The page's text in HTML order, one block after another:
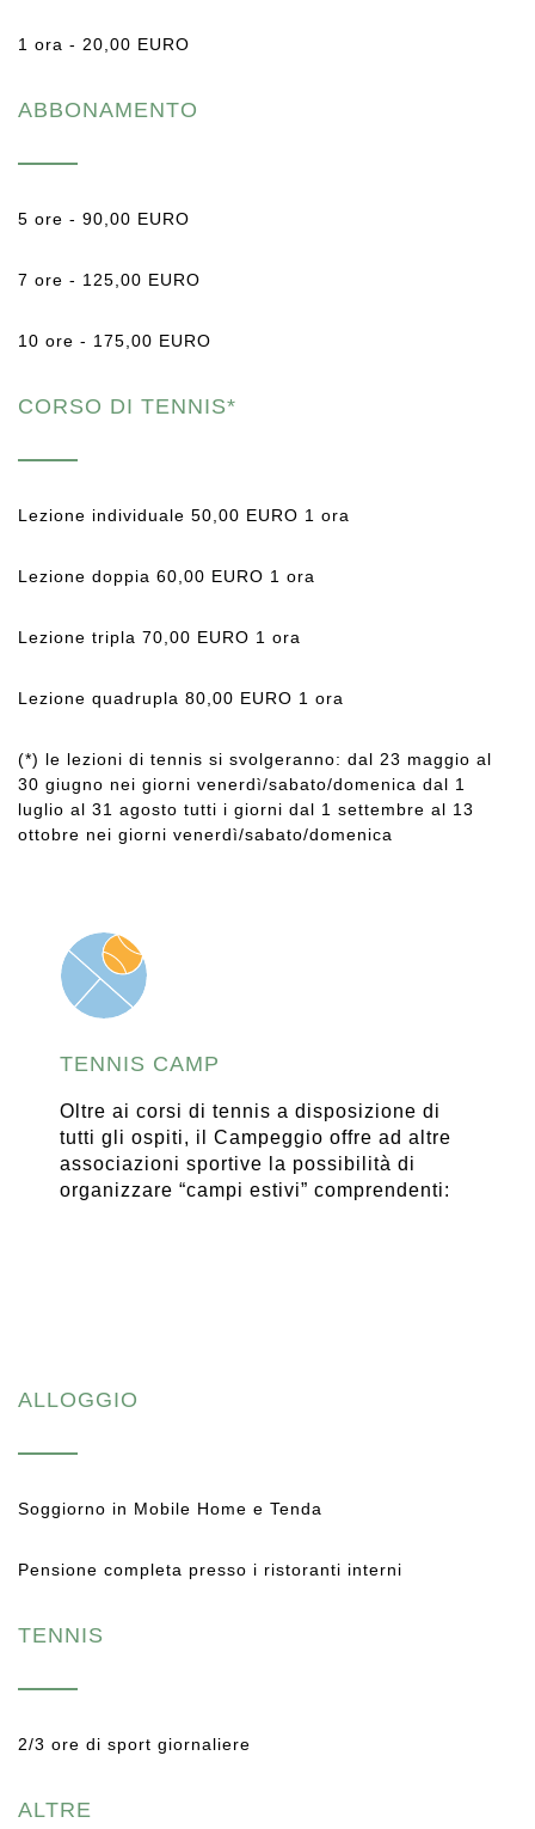
1 ora - 20,00 EURO
ABBONAMENTO
5 ore - 90,00 EURO
7 ore - 125,00 EURO
10 ore - 175,00 EURO
CORSO DI TENNIS*
Lezione individuale 50,00 EURO 1 ora
Lezione doppia 60,00 EURO 1 ora
Lezione tripla 70,00 EURO 1 ora
Lezione quadrupla 80,00 EURO 1 ora
(*) le lezioni di tennis si svolgeranno: dal 23 maggio al
30 giugno nei giorni venerdì/sabato/domenica dal 1
luglio al 31 agosto tutti i giorni dal 1 settembre al 13
ottobre nei giorni venerdì/sabato/domenica
TENNIS CAMP
Oltre ai corsi di tennis a disposizione di
tutti gli ospiti, il Campeggio offre ad altre
associazioni sportive la possibilità di
organizzare “campi estivi” comprendenti:
ALLOGGIO
Soggiorno in Mobile Home e Tenda
Pensione completa presso i ristoranti interni
TENNIS
2/3 ore di sport giornaliere
ALTRE